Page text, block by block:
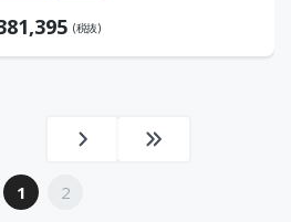
(税抜)
1 2